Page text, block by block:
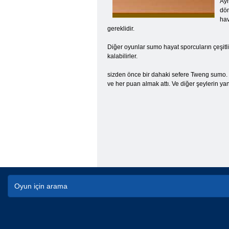
gereklidir.
Diğer oyunlar sumo hayat sporcuların
kalabilirler.
sizden önce bir dahaki sefere Tweng
ve her puan almak attı. Ve diğer şeylerin